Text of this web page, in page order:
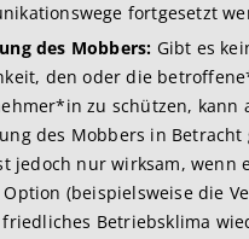
fortgesetzt
des Mobbers: Gibt es
den oder die
zu schützen, kann
des Mobbers in Betracht
jedoch nur wirksam, wenn
(beispielsweise die
Betriebsklima